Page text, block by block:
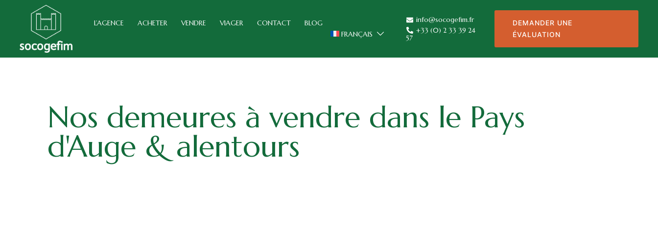
L’AGENCE ACHETER VENDRE VIAGER CONTACT
BLOG
FRANÇAIS
info@socogefim.fr
+33 (0) 2 33 39 24
57
DEMANDER UNE
ÉVALUATION
Nos demeures à vendre dans le Pays
d'Auge & alentours